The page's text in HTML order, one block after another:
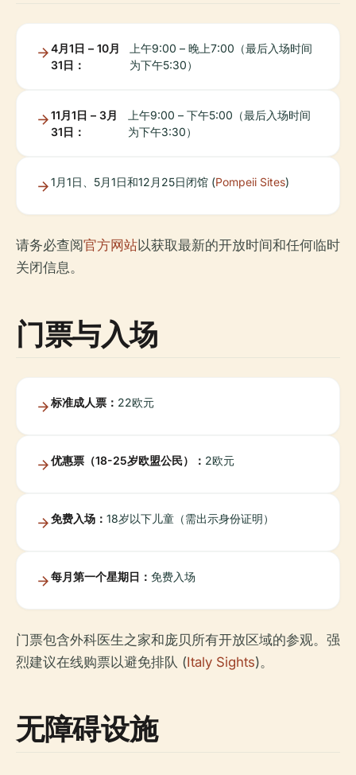
4月1日 – 10月
31日：
上午9:00 – 晚上7:00（最后入场时间
为下午5:30）
11月1日 – 3月
31日：
上午9:00 – 下午5:00（最后入场时间
为下午3:30）
1月1日、5月1日和12月25日闭馆 (Pompeii Sites)
请务必查阅官方网站以获取最新的开放时间和任何临时
关闭信息。
门票与入场
标准成人票： 22欧元
优惠票（18-25岁欧盟公民）： 2欧元
免费入场： 18岁以下儿童（需出示身份证明）
每月第一个星期日： 免费入场
门票包含外科医生之家和庞贝所有开放区域的参观。强
烈建议在线购票以避免排队 (Italy Sights)。
无障碍设施